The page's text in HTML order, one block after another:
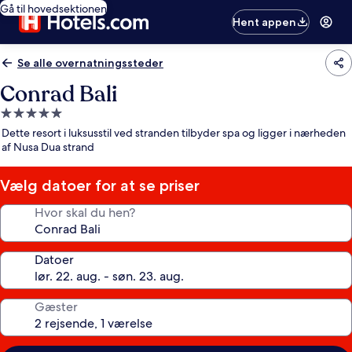
Gå til hovedsektionen
Hent appen
Se alle overnatningssteder
Conrad Bali
5.0-
stjernet
overnatningssted
Dette resort i luksusstil ved stranden tilbyder spa og ligger i nærheden
af Nusa Dua strand
Vælg datoer for at se priser
Hvor skal du hen?
Datoer
Gæster